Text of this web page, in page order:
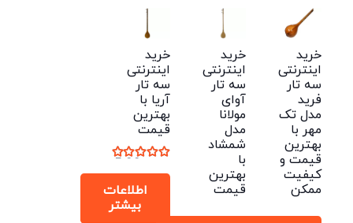
خرید
اینترنتی
سه تار
فرید
مدل تک
مهر با
بهترین
قیمت و
کیفیت
ممکن
خرید
اینترنتی
سه تار
آوای
مولانا
مدل
شمشاد
با
بهترین
قیمت
خرید
اینترنتی
سه تار
آریا با
بهترین
قیمت
اطلاعات
بیشتر